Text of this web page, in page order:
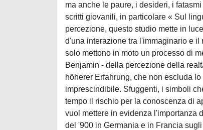
ma anche le paure, i desideri, i
scritti giovanili, in particolare « Sul
percezione, questo studio mette in
d'una interazione tra l'immaginario e
solo mettono in moto un processo di
Benjamin - della percezione della
höherer Erfahrung, che non escluda
imprescindibile. Sfuggenti, i simboli
tempo il rischio per la conoscenza di
vuol mettere in evidenza l'importanza
del '900 in Germania e in Francia